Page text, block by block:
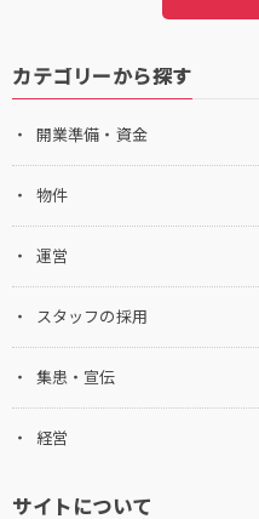
カテゴリーから探す
開業準備・資金
物件
運営
スタッフの採用
集患・宣伝
経営
サイトについて